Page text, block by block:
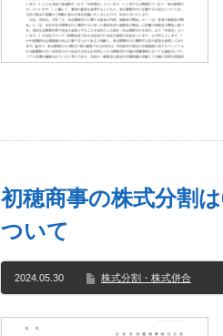
初穂商事の株式分割
ついて
2024.05.30 株式分割・株式併合